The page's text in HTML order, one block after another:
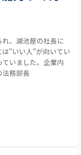
、湖池屋の社長に
”いい人”が向いてい
いました。企業内
務部長